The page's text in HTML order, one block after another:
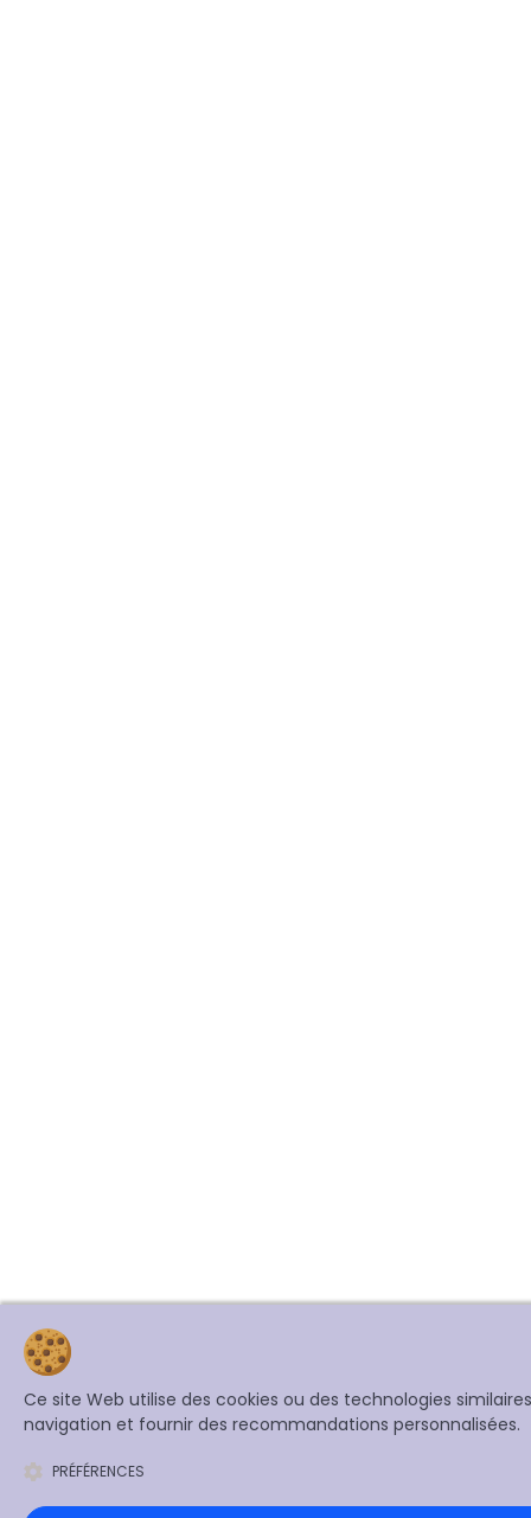
Ce site Web utilise des cookies ou des technologies
navigation et fournir des recommandations personnalisées.
PRÉFÉRENCES